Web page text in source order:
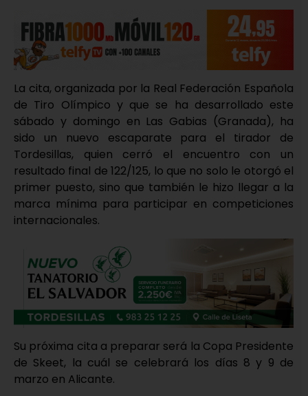
La cita, organizada por la Real Federación Española
de Tiro Olímpico y que se ha desarrollado este
sábado y domingo en Las Gabias (Granada), ha
sido un nuevo escaparate para el tirador de
Tordesillas, quien cerró el encuentro con un
resultado final de 122/125, lo que no solo le otorgó el
primer puesto, sino que también le hizo llegar a la
marca mínima para participar en competiciones
internacionales.
Su próxima cita a preparar será la Copa Presidente
de Skeet, la cuál se celebrará los días 8 y 9 de
marzo en Alicante.